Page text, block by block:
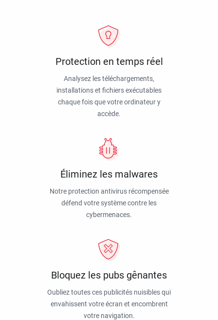
Protection en temps réel
Analysez les téléchargements,
installations et fichiers exécutables
chaque fois que votre ordinateur y
accède.
Éliminez les malwares
Notre protection antivirus récompensée
défend votre système contre les
cybermenaces.
Bloquez les pubs gênantes
Oubliez toutes ces publicités nuisibles qui
envahissent votre écran et encombrent
votre navigation.